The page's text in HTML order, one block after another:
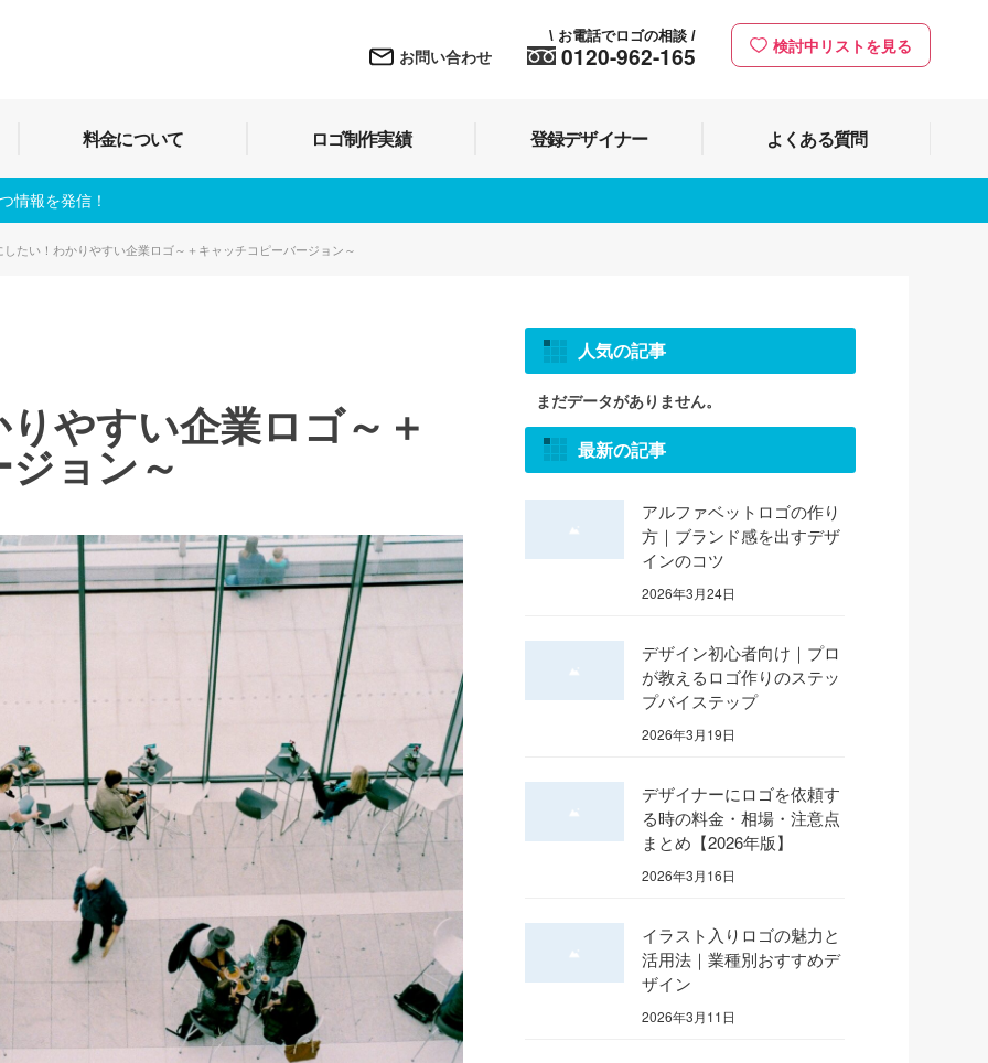
お問い合わせ 0120-962-165
\ お電話でロゴの相談/ 検討中リストを見る
料金について ロゴ制作実績 登録デザイナー よくある質問
情報を発信！
したい！わかりやすい企業ロゴ～＋キャッチコピーバージョン～
やすい企業ロゴ～＋
ョン～
人気の記事
まだデータがありません。
最新の記事
アルファベットロゴの作り
方｜ブランド感を出すデザ
インのコツ
2026年3月24日
デザイン初心者向け｜プロ
が教えるロゴ作りのステッ
プバイステップ
2026年3月19日
デザイナーにロゴを依頼す
る時の料金・相場・注意点
まとめ【2026年版】
2026年3月16日
イラスト入りロゴの魅力と
活用法｜業種別おすすめデ
ザイン
2026年3月11日